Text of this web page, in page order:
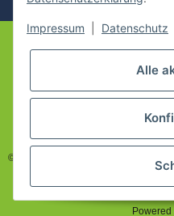
© 2021-2026 freenet Shop Mülheim
* Alle Preise inkl.
Powered
Impressum Datenschutz
Alle